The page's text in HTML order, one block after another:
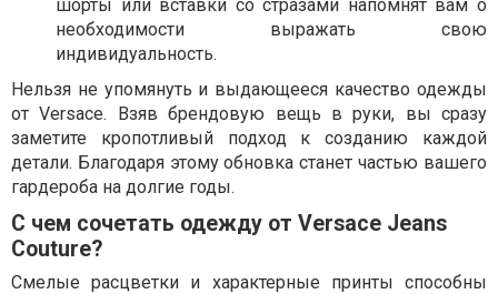
шорты или вставки со стразами напомнят вам о
необходимости выражать свою
индивидуальность.
Нельзя не упомянуть и выдающееся качество одежды
от Versace. Взяв брендовую вещь в руки, вы сразу
заметите кропотливый подход к созданию каждой
детали. Благодаря этому обновка станет частью вашего
гардероба на долгие годы.
С чем сочетать одежду от Versace Jeans
Couture?
Смелые расцветки и характерные принты способны